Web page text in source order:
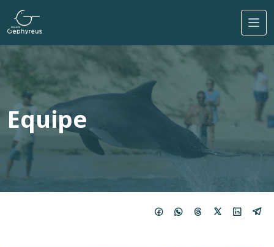
Pular para o conteúdo principal
Equipe